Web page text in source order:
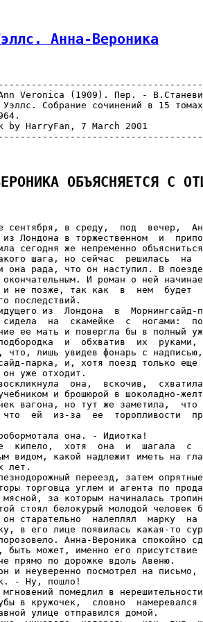
Анна-Вероника
Veronica (1909). Пер. -
Собрание сочинений в 15
by HarryFan, 7 March 2001
ОБЪЯСНЯЕТСЯ С